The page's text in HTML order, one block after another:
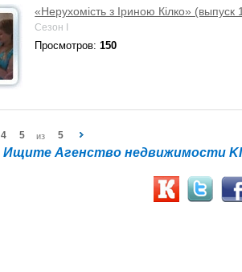
«Нерухомість з Іриною Кілко» (выпуск
Сезон I
Просмотров:150
4 5 из 5
Ищите Агенство недвижимости